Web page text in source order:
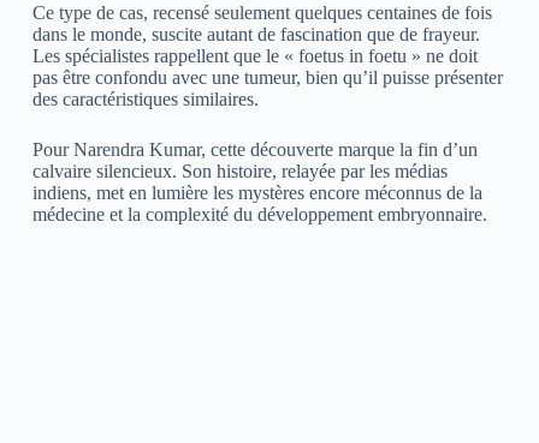
Ce type de cas, recensé seulement quelques centaines de fois
dans le monde, suscite autant de fascination que de frayeur.
Les spécialistes rappellent que le « foetus in foetu » ne doit
pas être confondu avec une tumeur, bien qu’il puisse présenter
des caractéristiques similaires.
Pour Narendra Kumar, cette découverte marque la fin d’un
calvaire silencieux. Son histoire, relayée par les médias
indiens, met en lumière les mystères encore méconnus de la
médecine et la complexité du développement embryonnaire.